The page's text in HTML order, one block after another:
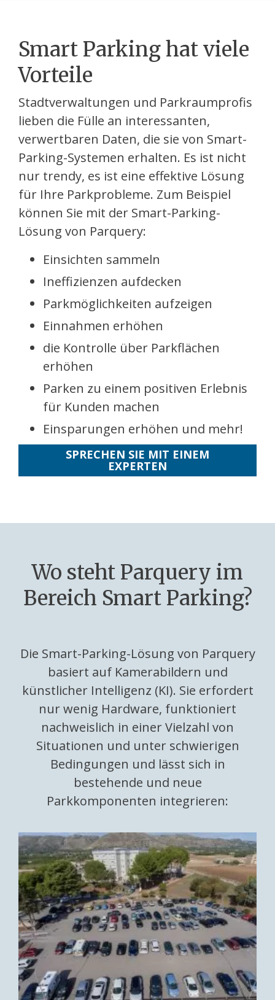
Smart Parking hat viele
Vorteile
Stadtverwaltungen und Parkraumprofis
lieben die Fülle an interessanten,
verwertbaren Daten, die sie von Smart-
Parking-Systemen erhalten. Es ist nicht
nur trendy, es ist eine effektive Lösung
für Ihre Parkprobleme. Zum Beispiel
können Sie mit der Smart-Parking-
Lösung von Parquery:
Einsichten sammeln
Ineffizienzen aufdecken
Parkmöglichkeiten aufzeigen
Einnahmen erhöhen
die Kontrolle über Parkflächen
erhöhen
Parken zu einem positiven Erlebnis
für Kunden machen
Einsparungen erhöhen und mehr!
SPRECHEN SIE MIT EINEM
EXPERTEN
Wo steht Parquery im
Bereich Smart Parking?
Die Smart-Parking-Lösung von Parquery
basiert auf Kamerabildern und
künstlicher Intelligenz (KI). Sie erfordert
nur wenig Hardware, funktioniert
nachweislich in einer Vielzahl von
Situationen und unter schwierigen
Bedingungen und lässt sich in
bestehende und neue
Parkkomponenten integrieren: